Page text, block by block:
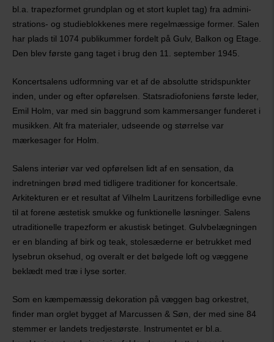
bl.a. trapezformet grund­plan og et stort kuplet tag) fra admini­
stra­tions- og studieblokkenes mere regelmæssige former. Salen
har plads til 1074 publikummer fordelt på Gulv, Balkon og Etage.
Den blev første gang taget i brug den 11. september 1945.
Koncertsalens udformning var et af de absolutte stridspunkter
inden, under og efter opførelsen. Statsradiofoniens første leder,
Emil Holm, var med sin baggrund som kammersanger funderet i
musikken. Alt fra materialer, udseende og stør­relse var
mærkesager for Holm.
Salens interiør var ved opførelsen lidt af en sensation, da
indretningen brød med tidligere traditioner for koncertsale.
Arkitekturen er et resultat af Vilhelm Lauritzens forbilledlige evne
til at forene æstetisk smukke og funk­tio­nelle løsninger. Salens
utraditionelle trapez­form er akustisk betinget. Gulvbelægningen
er en blanding af birk og teak, stolesæderne er betrukket med
lysebrun oksehud, og overalt er det bølgede loft og væggene
beklædt med træ i lyse sorter.
Som en kæmpemæssig dekoration på væggen bag orke­stret,
finder man orglet bygget af Marcussen & Søn, der med sine 84
stemmer er landets tredje­største. Instrumentet er bl.a.